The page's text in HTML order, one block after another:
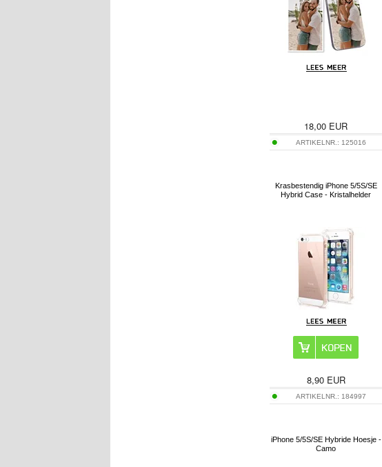
18,00 EUR
ARTIKELNR.: 125016
Krasbestendig iPhone 5/5S/SE
Hybrid Case - Kristalhelder
8,90EUR
ARTIKELNR.: 184997
iPhone 5/5S/SE Hybride Hoesje -
Camo